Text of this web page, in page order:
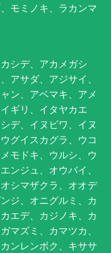
モミノキ、ラカンマ
シデ、アカメガシ
アサダ、アジサイ、
ン、アベマキ、アメ
ギリ、イタヤカエ
デ、イヌビワ、イヌ
グイスカグラ、ウコ
モドキ、ウルシ、ウ
ンジュ、オウバイ、
シマザクラ、オオデ
ジ、オニグルミ、カ
エデ、カジノキ、カ
マズミ、カマツカ、
ンレンボク、キササ